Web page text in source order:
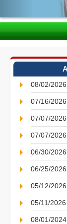
08/02/2026
07/16/2026
07/07/2026
07/07/2026
06/30/2026
06/25/2026
05/12/2026
05/11/2026
08/01/2024